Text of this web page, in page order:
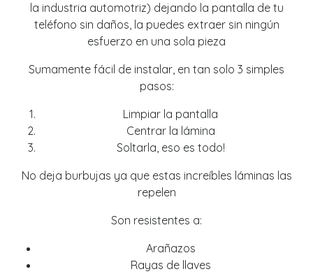
la industria automotriz) dejando la pantalla de tu
teléfono sin daños, la puedes extraer sin ningún
esfuerzo en una sola pieza
Sumamente fácil de instalar, en tan solo 3 simples
pasos:
Limpiar la pantalla
Centrar la lámina
Soltarla, eso es todo!
No deja burbujas ya que estas increíbles láminas las
repelen
Son resistentes a:
Arañazos
Rayas de llaves